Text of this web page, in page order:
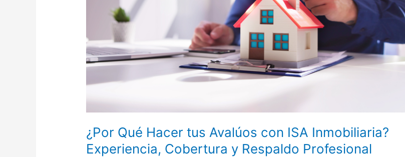
¿Por Qué Hacer tus Avalúos con ISA Inmobiliaria?
Experiencia, Cobertura y Respaldo Profesional
Experiencia,
Cobertura
Respaldo
Profesional